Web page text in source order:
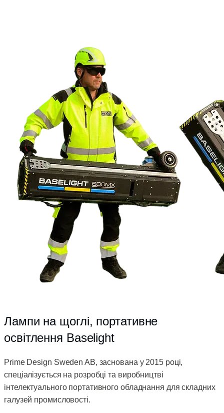
Лампи на щоглі, портативне
освітлення Baselight
Prime Design Sweden AB, заснована у 2015 році,
спеціалізується на розробці та виробництві
інтелектуального портативного обладнання для складних
галузей промисловості.